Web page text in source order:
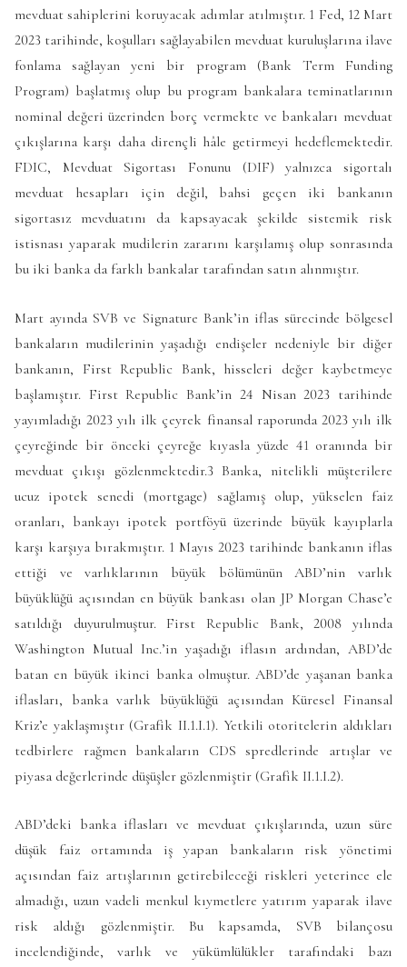
mevduat sahiplerini koruyacak adımlar atılmıştır. 1 Fed, 12 Mart
2023 tarihinde, koşulları sağlayabilen mevduat kuruluşlarına ilave
fonlama sağlayan yeni bir program (Bank Term Funding
Program) başlatmış olup bu program bankalara teminatlarının
nominal değeri üzerinden borç vermekte ve bankaları mevduat
çıkışlarına karşı daha dirençli hâle getirmeyi hedeflemektedir.
FDIC, Mevduat Sigortası Fonunu (DIF) yalnızca sigortalı
mevduat hesapları için değil, bahsi geçen iki bankanın
sigortasız mevduatını da kapsayacak şekilde sistemik risk
istisnası yaparak mudilerin zararını karşılamış olup sonrasında
bu iki banka da farklı bankalar tarafından satın alınmıştır.
Mart ayında SVB ve Signature Bank’in iflas sürecinde bölgesel
bankaların mudilerinin yaşadığı endişeler nedeniyle bir diğer
bankanın, First Republic Bank, hisseleri değer kaybetmeye
başlamıştır. First Republic Bank’in 24 Nisan 2023 tarihinde
yayımladığı 2023 yılı ilk çeyrek finansal raporunda 2023 yılı ilk
çeyreğinde bir önceki çeyreğe kıyasla yüzde 41 oranında bir
mevduat çıkışı gözlenmektedir.3 Banka, nitelikli müşterilere
ucuz ipotek senedi (mortgage) sağlamış olup, yükselen faiz
oranları, bankayı ipotek portföyü üzerinde büyük kayıplarla
karşı karşıya bırakmıştır. 1 Mayıs 2023 tarihinde bankanın iflas
ettiği ve varlıklarının büyük bölümünün ABD’nin varlık
büyüklüğü açısından en büyük bankası olan JP Morgan Chase’e
satıldığı duyurulmuştur. First Republic Bank, 2008 yılında
Washington Mutual Inc.’in yaşadığı iflasın ardından, ABD’de
batan en büyük ikinci banka olmuştur. ABD’de yaşanan banka
iflasları, banka varlık büyüklüğü açısından Küresel Finansal
Kriz’e yaklaşmıştır (Grafik II.1.I.1). Yetkili otoritelerin aldıkları
tedbirlere rağmen bankaların CDS spredlerinde artışlar ve
piyasa değerlerinde düşüşler gözlenmiştir (Grafik II.1.I.2).
ABD’deki banka iflasları ve mevduat çıkışlarında, uzun süre
düşük faiz ortamında iş yapan bankaların risk yönetimi
açısından faiz artışlarının getirebileceği riskleri yeterince ele
almadığı, uzun vadeli menkul kıymetlere yatırım yaparak ilave
risk aldığı gözlenmiştir. Bu kapsamda, SVB bilançosu
incelendiğinde, varlık ve yükümlülükler tarafındaki bazı